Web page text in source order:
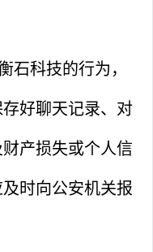
石科技的行为，
好聊天记录、对
产损失或个人信
时向公安机关报